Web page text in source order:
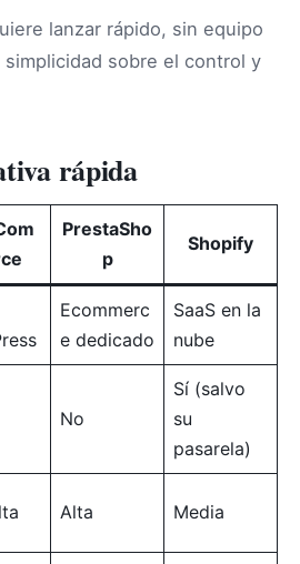
lanzar rápido, sin equipo
sobre el control y
rápida
PrestaSho
p
Shopify
Ecommerc
e dedicado
SaaS en la
nube
No
Sí (salvo
su
pasarela)
Alta Media